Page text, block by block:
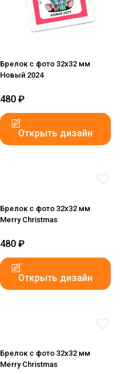
Брелок с фото 32x32 мм
Новый 2024
480 ₽
Открыть дизайн
Брелок с фото 32x32 мм
Merry Christmas
480 ₽
Открыть дизайн
Брелок с фото 32x32 мм
Merry Christmas